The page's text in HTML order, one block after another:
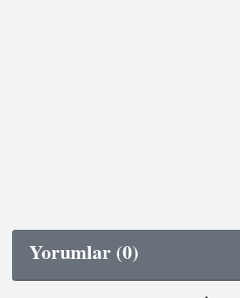
Yorumlar (0)